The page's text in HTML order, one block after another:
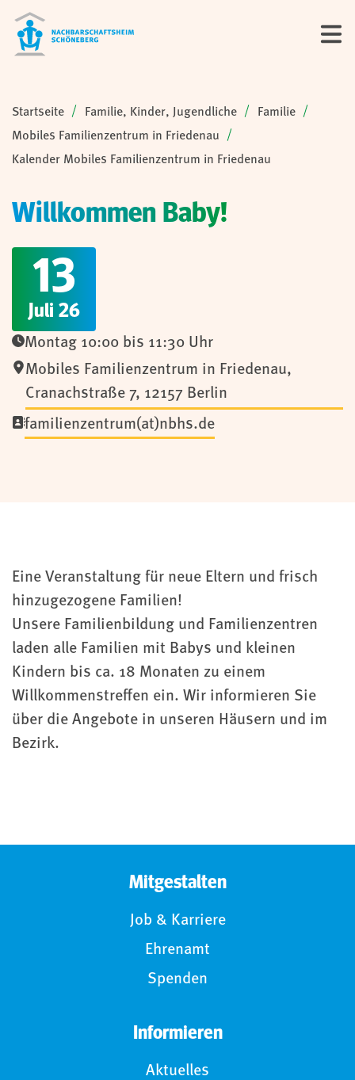
Sie sind hier:
Startseite Familie, Kinder, Jugendliche
Familie
Mobiles Familienzentrum in Friedenau
Kalender Mobiles Familienzentrum in Friedenau
Willkommen Baby!
13
Juli 26
Montag 10:00 bis 11:30 Uhr
Mobiles Familienzentrum in Friedenau,
Cranachstraße 7, 12157 Berlin
familienzentrum(at)nbhs.de
Eine Veranstaltung für neue Eltern und frisch
hinzugezogene Familien!
Unsere Familienbildung und Familienzentren
laden alle Familien mit Babys und kleinen
Kindern bis ca. 18 Monaten zu einem
Willkommenstreffen ein. Wir informieren Sie
über die Angebote in unseren Häusern und im
Bezirk.
Mitgestalten
Job & Karriere
Ehrenamt
Spenden
Informieren
Aktuelles